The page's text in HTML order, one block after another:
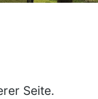
Seite.